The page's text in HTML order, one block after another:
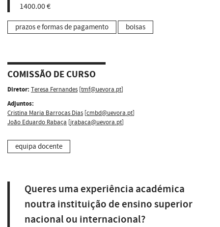
1400.00 €
prazos e formas de pagamento bolsas
COMISSÃO DE CURSO
Diretor: Teresa Fernandes [tmf@uevora.pt]
Adjuntos:
Cristina Maria Barrocas Dias [cmbd@uevora.pt]
João Eduardo Rabaça [jrabaca@uevora.pt]
equipa docente
Queres uma experiência académica
noutra instituição de ensino superior
nacional ou internacional?